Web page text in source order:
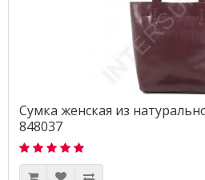
Сумка женская из
848037